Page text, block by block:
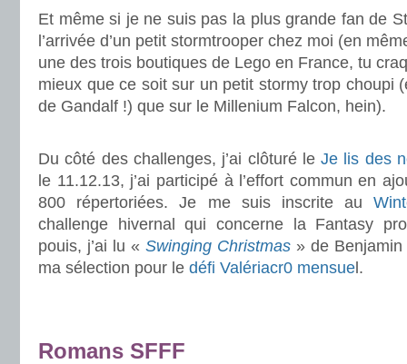
Et même si je ne suis pas la plus grande fan de
l’arrivée d’un petit stormtrooper chez moi (en
une des trois boutiques de Lego en France, tu
mieux que ce soit sur un petit stormy trop choupi
de Gandalf !) que sur le Millenium Falcon, hein).
Du côté des challenges, j’ai clôturé leJe lis des
le 11.12.13, j’ai participé à l’effort commun en
800 répertoriées. Je me suis inscrite au
challenge hivernal qui concerne la Fantasy
pouis, j’ai lu « Swinging Christmas » de
ma sélection pour le défi Valériacr0 mensue l.
Romans SFFF